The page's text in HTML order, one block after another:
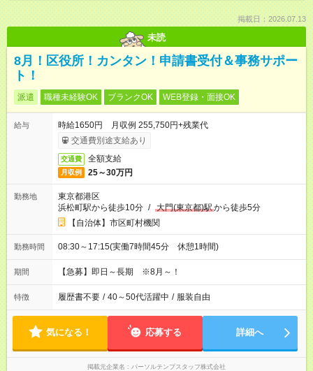
掲載日：2026.07.13
未読
8月！区役所！カンタン！申請書受付＆事務サポー
ト！
派遣 職種未経験OK ブランクOK WEB登録・面接OK
給与
時給1650円 月収例 255,750円+残業代
交通費別途支給あり
交通費 全額支給
月収例 25～30万円
勤務地
東京都港区
浜松町駅から徒歩10分 / 大門(東京都)駅から徒歩5分
【自治体】市区町村機関
勤務時間 08:30～17:15(実働7時間45分 休憩1時間)
期間 【急募】即日～長期 ※8月～！
特徴 履歴書不要 / 40～50代活躍中 / 服装自由
気になる！ 応募する 詳細へ
掲載元企業名 パーソルテンプスタッフ株式会社